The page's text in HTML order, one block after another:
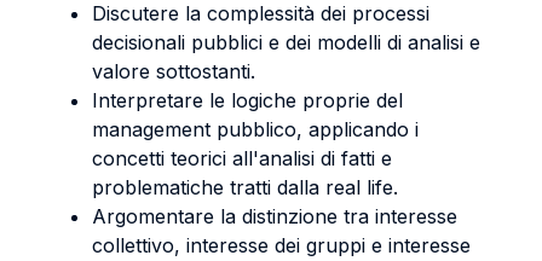
Discutere la complessità dei processi
decisionali pubblici e dei modelli di analisi e
valore sottostanti.
Interpretare le logiche proprie del
management pubblico, applicando i
concetti teorici all'analisi di fatti e
problematiche tratti dalla real life.
Argomentare la distinzione tra interesse
collettivo, interesse dei gruppi e interesse